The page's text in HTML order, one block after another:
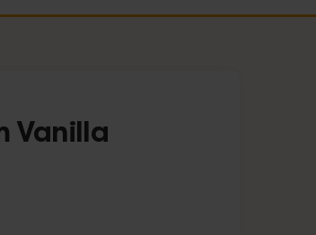
Vanilla